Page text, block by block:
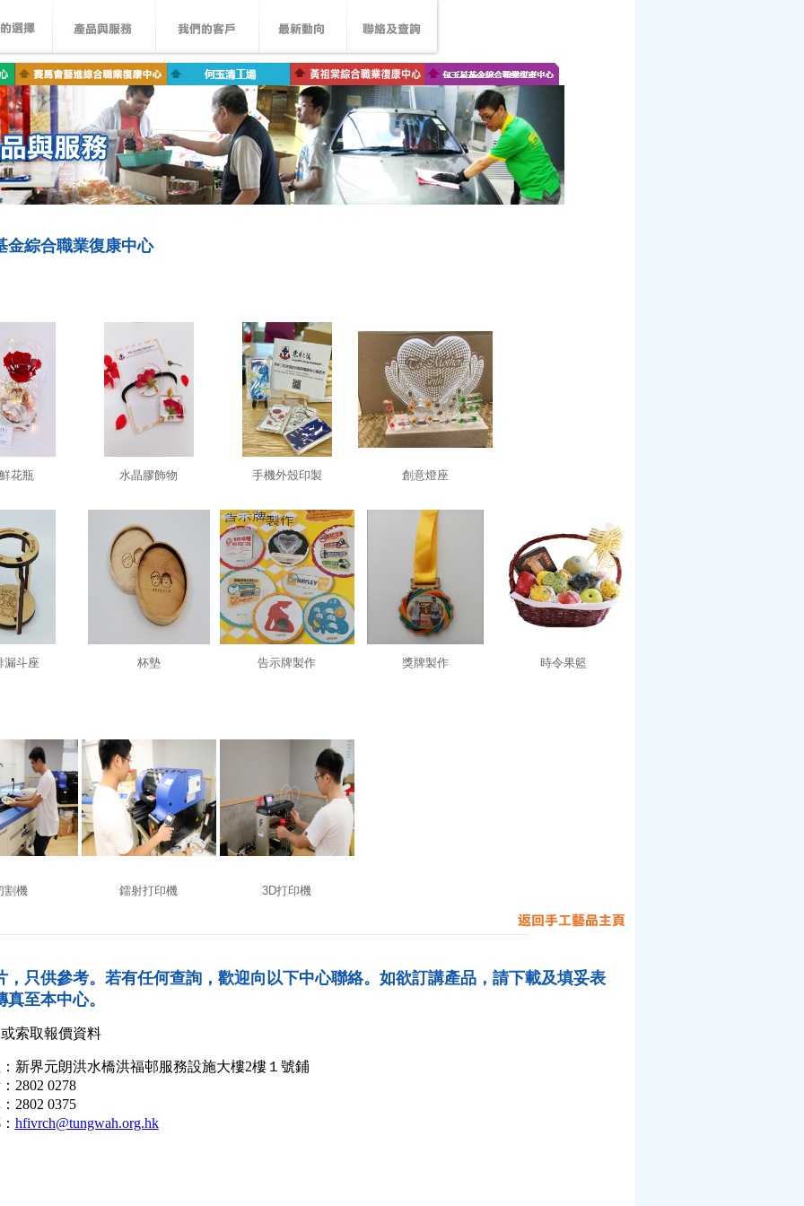
金綜合職業復康中心
花瓶 水晶膠飾物 手機外殼印製 創意燈座
漏斗座 杯墊 告示牌製作 獎牌製作 時令果籃
割機 鐳射打印機 3D打印機
，只供參考。若有任何查詢，歡迎向以下中心聯絡。如欲訂講產品，請下載及填妥表
至本中心。
索取報價資料
界元朗洪水橋洪福邨服務設施大樓2樓１號鋪
0278
0375
hfivrch@tungwah.org.hk